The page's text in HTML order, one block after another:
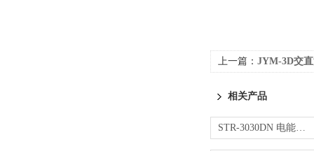
上一篇： JYM-3D交直流
相关产品
STR-3030DN 电能质量分析仪 检定装置